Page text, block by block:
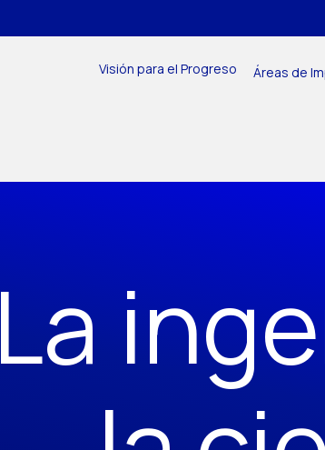
Visión para el Progreso Áreas de
La